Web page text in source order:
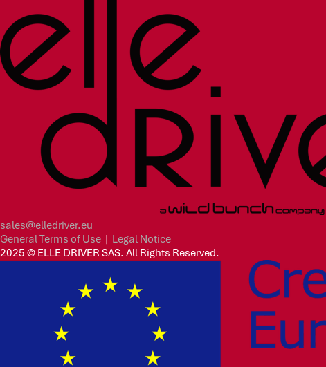
sales@elledriver.eu
General Terms of Use | Legal Notice
2025 © ELLE DRIVER SAS. All Rights Reserved.